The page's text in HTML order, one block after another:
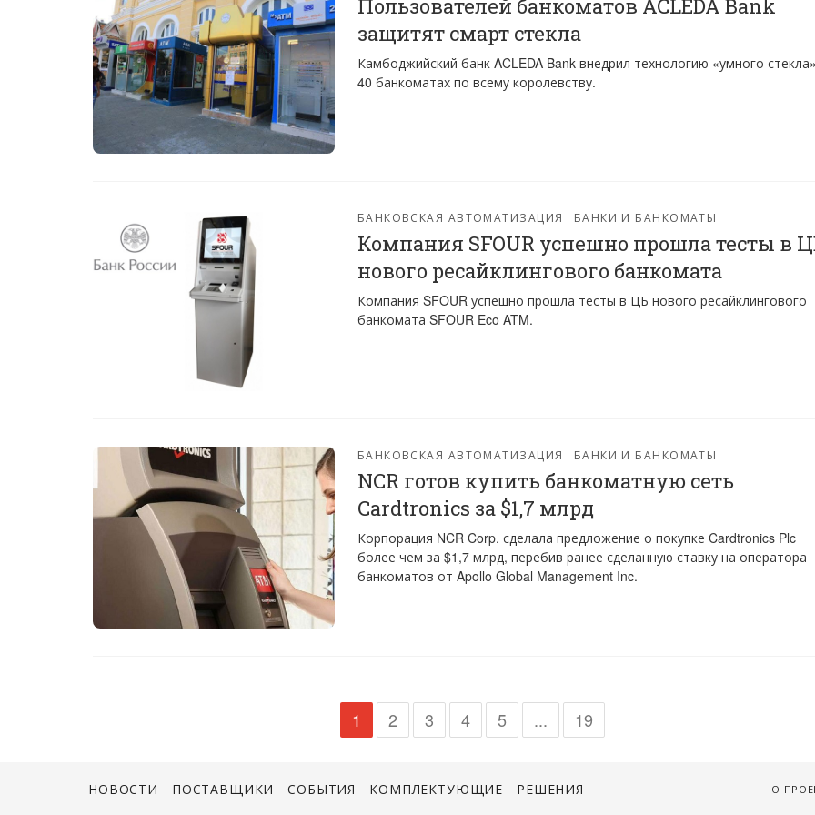
Пользователей банкоматов ACLEDA Bank
защитят смарт стекла
Камбоджийский банк ACLEDA Bank внедрил технологию «умного
40 банкоматах по всему королевству.
БАНКОВСКАЯ АВТОМАТИЗАЦИЯ БАНКИ И БАНКОМАТЫ
Компания SFOUR успешно прошла тесты в
нового ресайклингового банкомата
Компания SFOUR успешно прошла тесты в ЦБ нового ресайклингового
банкомата SFOUR Eco ATM.
БАНКОВСКАЯ АВТОМАТИЗАЦИЯ БАНКИ И БАНКОМАТЫ
NCR готов купить банкоматную сеть
Cardtronics за $1,7 млрд
Корпорация NCR Corp. сделала предложение о покупке Cardtronics Plc
более чем за $1,7 млрд, перебив ранее сделанную ставку на оператора
банкоматов от Apollo Global Management Inc.
1 2 3 4 5 ... 19
О
НОВОСТИ ПОСТАВЩИКИ СОБЫТИЯ КОМПЛЕКТУЮЩИЕ РЕШЕНИЯ